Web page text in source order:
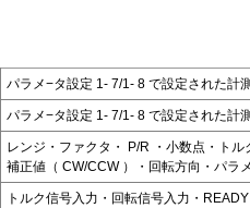
パラメ−タ設定 1- 7/1- 8 で設定された計
パラメ−タ設定 1- 7/1- 8 で設定された計
レンジ・ファクタ・ P/R ・小数点・ト
補正値（ CW/CCW ）・回転方向・パラ
トルク信号入力・回転信号入力・